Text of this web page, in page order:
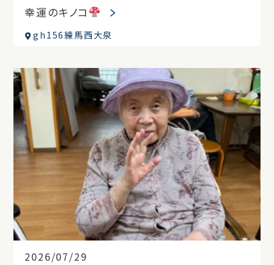
幸運のキノコ
gh156練馬西大泉
2026/07/29